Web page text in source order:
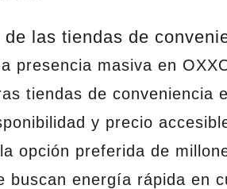
las tiendas de
presencia masiva en
tiendas de conveniencia
y precio
opción preferida de
buscan energía rápida en